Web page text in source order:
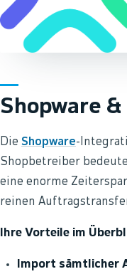
Shopware
Die Shopware-
Shopbetreiber
eine enorme
reinen
Ihre Vorteile im
Import sämtlicher